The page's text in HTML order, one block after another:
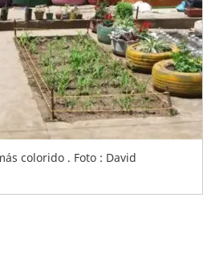
colorido . Foto : David